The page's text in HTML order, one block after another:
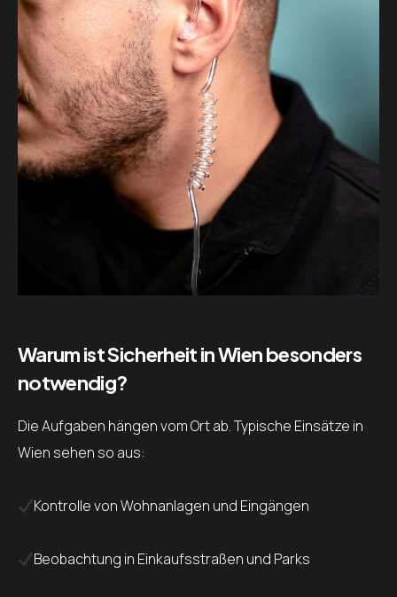
Warum ist Sicherheit in Wien besonders
notwendig?
Die Aufgaben hängen vom Ort ab. Typische Einsätze in
Wien sehen so aus:
Kontrolle von Wohnanlagen und Eingängen
Beobachtung in Einkaufsstraßen und Parks